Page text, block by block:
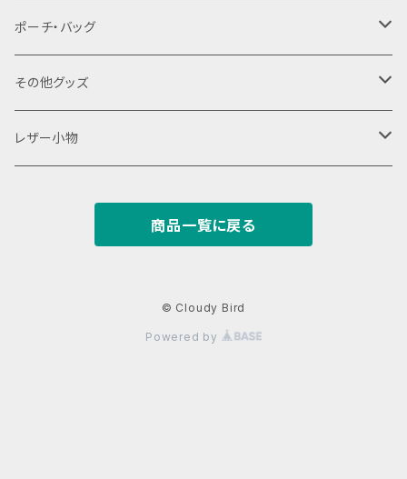
バッテリーケース
18650用
18350用
VAPEデバイス用スリーブ・ケース
iStick Pico 75w
ポーチ・バッグ
ファスナーポーチ
L字ファスナーポーチ
巾着バッグ
その他グッズ
Tシャツ
レザー小物
商品一覧に戻る
© Cloudy Bird
Powered by